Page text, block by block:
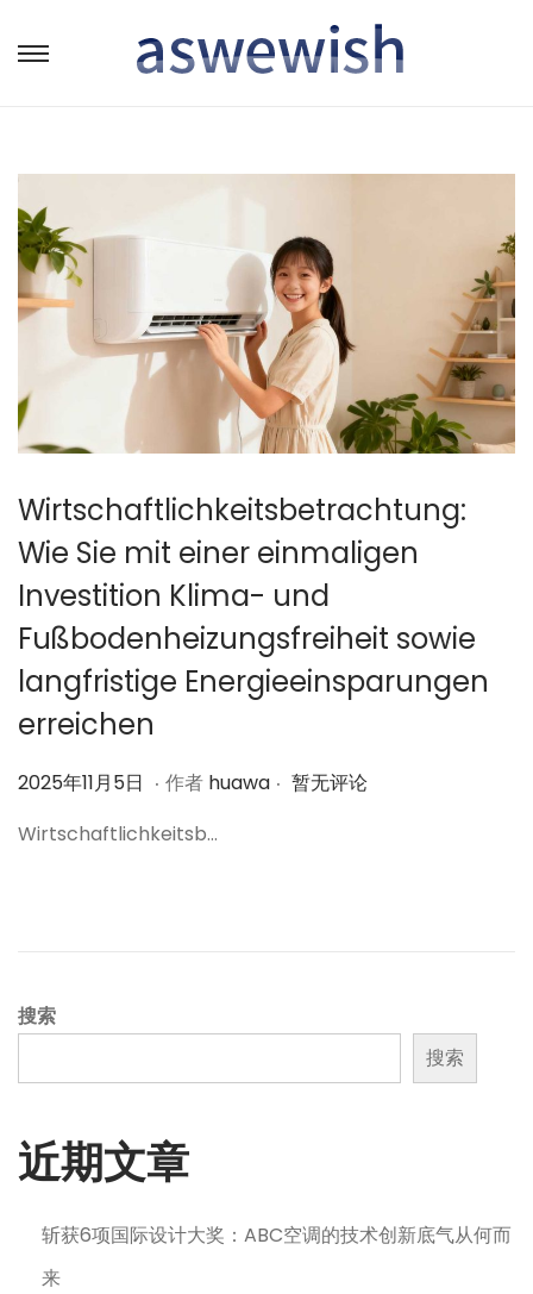
转
航
跳
容
Wirtschaftlichkeitsbetrachtung:
Wie Sie mit einer einmaligen
Investition Klima- und
Fußbodenheizungsfreiheit sowie
langfristige Energieeinsparungen
erreichen
作
2025年11月5日 2
2
日
. 作者 huawa . 暂无评论
Wirtschaftlichkeitsb…
搜索
搜索
近期文章
斩获6项国际设计大奖：ABC空调的技术创新底气从何而
来